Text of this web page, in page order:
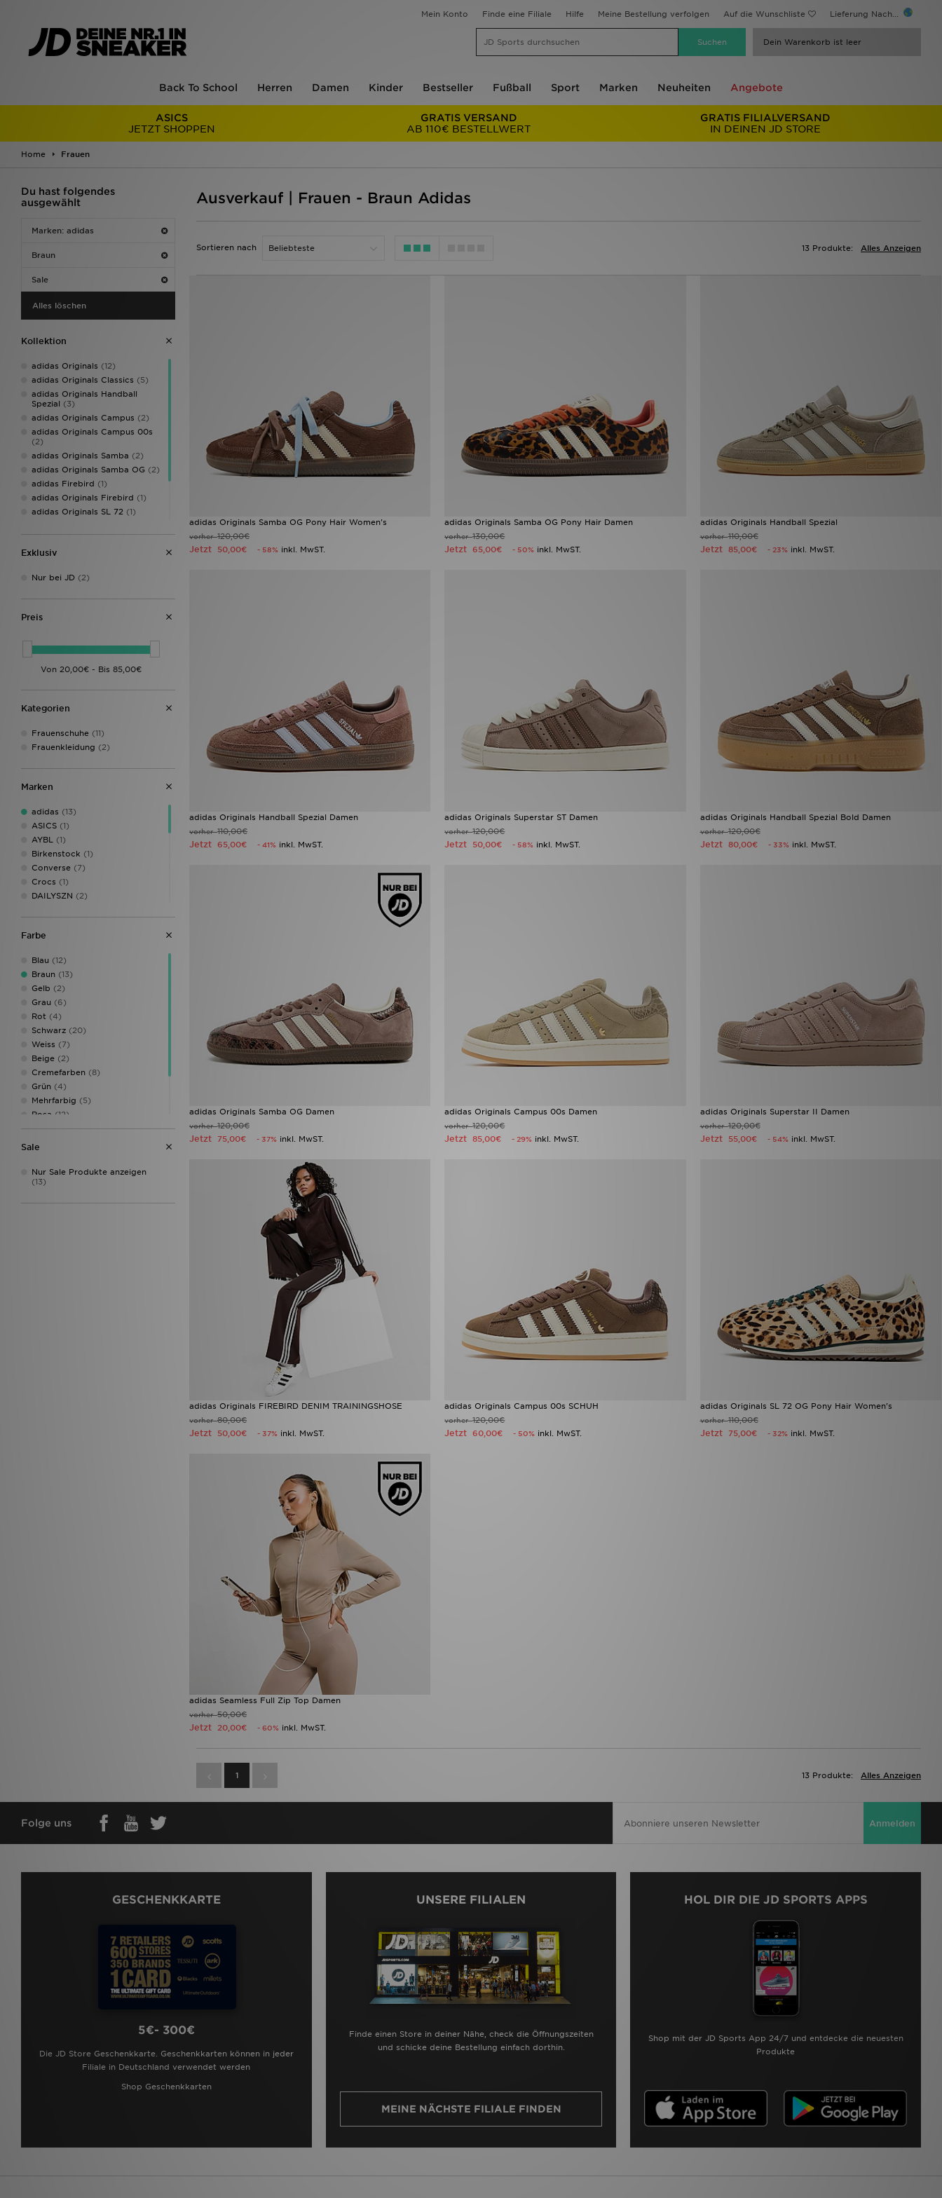
Mein Konto Finde eine Filiale Hilfe Meine Bestellung verfolgen Auf die Wunschliste Lieferung Nach...
Dein Warenkorb ist leer
Back To School Herren Damen Kinder Bestseller Fußball Sport Marken Neuheiten Angebote
ASICS
JETZT SHOPPEN
GRATIS VERSAND
AB 110€ BESTELLWERT
GRATIS FILIALVERSAND
IN DEINEN JD STORE
Home Frauen
Du hast folgendes
ausgewählt
Marken: adidas
Braun
Sale
Alles löschen
Kollektion
adidas Originals (12)
adidas Originals Classics (5)
adidas Originals Handball
Spezial (3)
adidas Originals Campus (2)
adidas Originals Campus 00s
(2)
adidas Originals Samba (2)
adidas Originals Samba OG (2)
adidas Firebird (1)
adidas Originals Firebird (1)
adidas Originals SL 72 (1)
Sophia and Cinzias adidas
Exklusiv
Nur bei JD (2)
Preis
Kategorien
Frauenschuhe (11)
Frauenkleidung (2)
Marken
adidas (13)
ASICS (1)
AYBL
(1)
Birkenstock (1)
Converse (7)
Crocs (1)
DAILYSZN (2)
Jordan
LEVI'S(1)
New Balance
New Era
Nike(6)
Pink Soda Sport
PUMA(3)
Reebok (1)
Salomon(1)
Timberland(1)
UGG(9)
Under Armour
Farbe
Blau (12)
Braun (13)
Gelb (2)
Grau (6)
Rot (4)
Schwarz (20)
Weiss (7)
Beige (2)
Cremefarben (8)
Grün (4)
Mehrfarbig (5)
Rosa (12)
Silber(1)
Weinrot
Sale
Nur Sale Produkte anzeigen
(13)
Ausverkauf | Frauen - Braun Adidas
Sortieren nach Alles Anzeigen
13 Produkte:
adidas Originals Samba OG Pony Hair Women's
vorher120,00€
Jetzt 50,00€ - 58% inkl. MwST.
adidas Originals Samba OG Pony Hair Damen
vorher130,00€
Jetzt65,00€ - 50% inkl. MwST.
adidas Originals Handball Spezial
vorher110,00€
Jetzt 85,00€ - 23% inkl. MwST.
adidas Originals Handball Spezial Damen
vorher110,00€
Jetzt 65,00€ - 41% inkl. MwST.
adidas Originals Superstar ST Damen
vorher120,00€
Jetzt 50,00€ - 58% inkl. MwST.
adidas Originals Handball Spezial Bold Damen
vorher120,00€
Jetzt 80,00€ - 33% inkl. MwST.
adidas Originals Samba OG Damen
vorher120,00€
Jetzt 75,00€ - 37% inkl. MwST.
adidas Originals Campus 00s Damen
vorher120,00€
Jetzt85,00€ - 29% inkl. MwST.
adidas Originals Superstar II Damen
vorher120,00€
Jetzt 55,00€ - 54% inkl. MwST.
adidas Originals FIREBIRD DENIM TRAININGSHOSE
vorher80,00€
Jetzt 50,00€ - 37% inkl. MwST.
adidas Originals Campus 00s SCHUH
vorher120,00€
Jetzt60,00€ - 50% inkl. MwST.
adidas Originals SL 72 OG Pony Hair Women's
vorher110,00€
Jetzt 75,00€ - 32% inkl. MwST.
adidas Seamless Full Zip Top Damen
vorher50,00€
Jetzt 20,00€ - 60% inkl. MwST.
1 Alles Anzeigen
13 Produkte:
Folge uns Anmelden
GESCHENKKARTE
5€- 300€
Die JD Store Geschenkkarte. Geschenkkarten können in jeder
Filiale in Deutschland verwendet werden
Shop Geschenkkarten
UNSERE FILIALEN
Finde einen Store in deiner Nähe, check die Öffnungszeiten
und schicke deine Bestellung einfach dorthin.
MEINE NÄCHSTE FILIALE FINDEN
HOL DIR DIE JD SPORTS APPS
Shop mit der JD Sports App 24/7 und entdecke die neuesten
Produkte